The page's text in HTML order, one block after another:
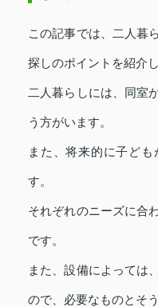
この記事では、二人暮
探しのポイントを紹介し
二人暮らしには、同室
う方がいます。
また、将来的に子ど
す。
それぞれのニーズに合
です。
また、設備によっては
ので、必要なものとそ